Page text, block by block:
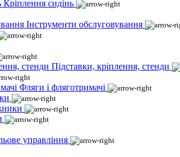
Кріплення сидінь
Інструменти обслуговування
Підставки, кріплення, стенди
Фляги і фляготримачі
управління